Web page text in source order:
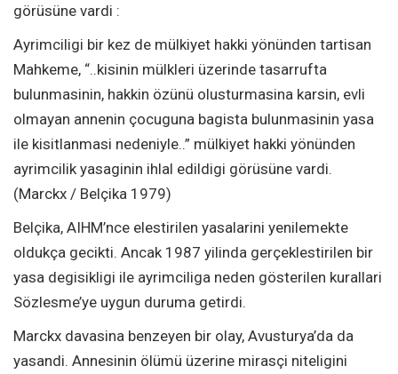
görüsüne vardi :
Ayrimciligi bir kez de mülkiyet hakki yönünden tartisan
Mahkeme, “..kisinin mülkleri üzerinde tasarrufta
bulunmasinin, hakkin özünü olusturmasina karsin, evli
olmayan annenin çocuguna bagista bulunmasinin yasa
ile kisitlanmasi nedeniyle..” mülkiyet hakki yönünden
ayrimcilik yasaginin ihlal edildigi görüsüne vardi.
(Marckx / Belçika 1979)
Belçika, AIHM’nce elestirilen yasalarini yenilemekte
oldukça gecikti. Ancak 1987 yilinda gerçeklestirilen bir
yasa degisikligi ile ayrimciliga neden gösterilen kurallari
Sözlesme’ye uygun duruma getirdi.
Marckx davasina benzeyen bir olay, Avusturya’da da
yasandi. Annesinin ölümü üzerine mirasçi niteligini